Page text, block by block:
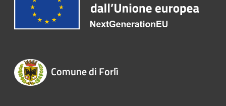
Comune di Forlì